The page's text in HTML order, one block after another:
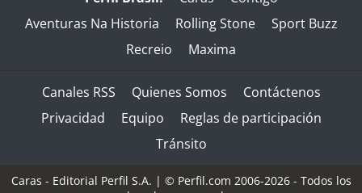
Aventuras Na Historia
Rolling Stone
Sport Buzz
Recreio
Maxima
Canales RSS Quienes Somos
Contáctenos
Privacidad
Equipo
Reglas de participación
Tránsito
Caras - Editorial Perfil S.A. | © Perfil.com 2006-2026 - Todos los